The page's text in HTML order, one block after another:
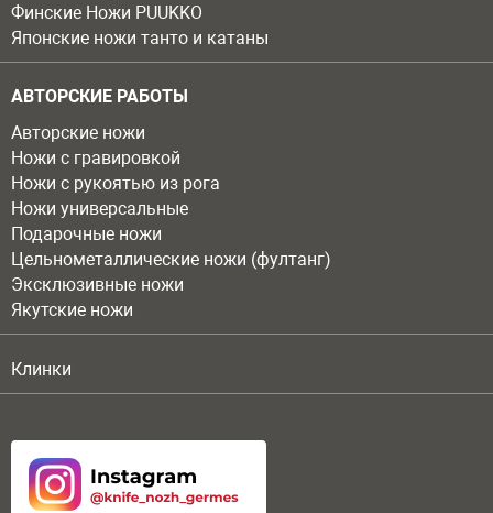
Финские Ножи PUUKKO
Японские ножи танто и катаны
АВТОРСКИЕ РАБОТЫ
Авторские ножи
Ножи с гравировкой
Ножи с рукоятью из рога
Ножи универсальные
Подарочные ножи
Цельнометаллические ножи (фултанг)
Эксклюзивные ножи
Якутские ножи
Клинки